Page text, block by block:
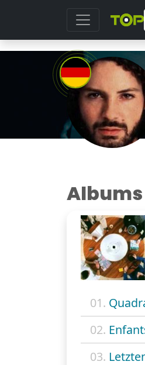
Albums
01.
02.
03.